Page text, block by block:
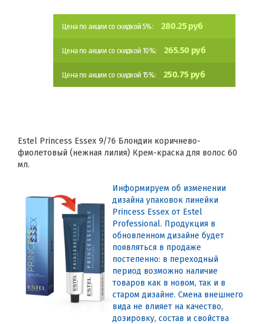
Цена по акции со скидкой 5%: 280.25 руб
Цена по акции со скидкой 10%: 265.50 руб
Цена по акции со скидкой 15%: 250.75 руб
Estel Princess Essex 9/76 Блондин коричнево-
фиолетовый (нежная лилия) Крем-краска для волос 60
мл.
Информируем об изменении
дизайна упаковок линейки
Princess Essex от Estel
Professional. Продукция в
обновленном дизайне будет
появляться в продаже
постепенно: в переходный
период возможно наличие
товаров как в новом, так и в
старом дизайне. Смена внешнего
вида не влияет на качество,
дозировку, состав и свойства